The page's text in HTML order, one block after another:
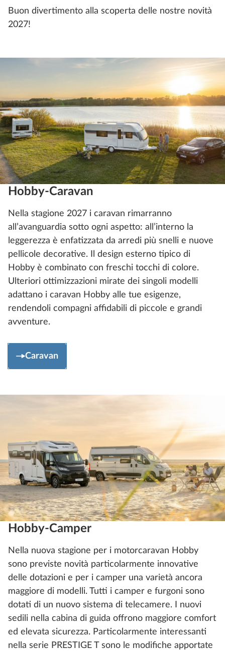
Buon divertimento alla scoperta delle nostre novità
2027!
Hobby-Caravan
Nella stagione 2027 i caravan rimarranno
all’avanguardia sotto ogni aspetto: all’interno la
leggerezza è enfatizzata da arredi più snelli e nuove
pellicole decorative. Il design esterno tipico di
Hobby è combinato con freschi tocchi di colore.
Ulteriori ottimizzazioni mirate dei singoli modelli
adattano i caravan Hobby alle tue esigenze,
rendendoli compagni affidabili di piccole e grandi
avventure.
Caravan
Hobby-Camper
Nella nuova stagione per i motorcaravan Hobby
sono previste novità particolarmente innovative
delle dotazioni e per i camper una varietà ancora
maggiore di modelli. Tutti i camper e furgoni sono
dotati di un nuovo sistema di telecamere. I nuovi
sedili nella cabina di guida offrono maggiore comfort
ed elevata sicurezza. Particolarmente interessanti
nella serie PRESTIGE T sono le modifiche apportate